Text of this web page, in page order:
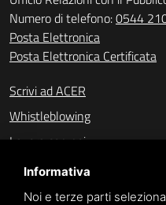
Numero di telefono:0544
Posta Elettronica
Posta Elettronica Certificata
Scrivi ad ACER
Whistleblowing
Lavora con noi
Amministrazione
Amministrazione
Informativa
Noi e terze parti